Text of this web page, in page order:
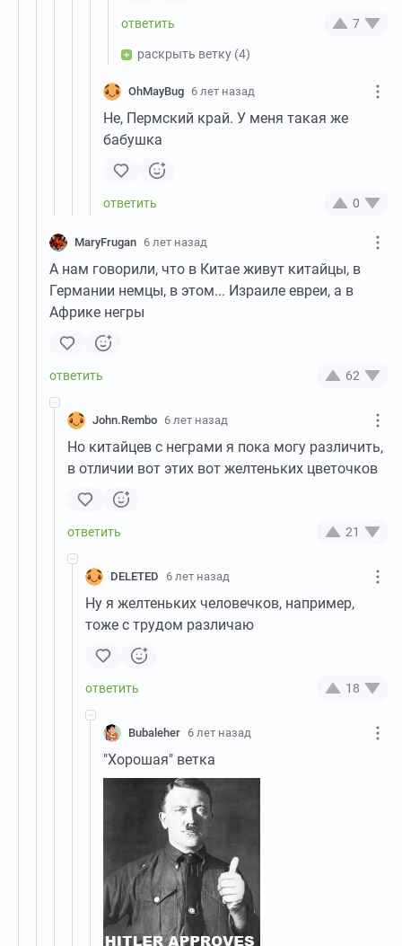
7
раскрыть ветку (4)
OhMayBug 6 лет назад
Не, Пермский край. У меня такая же
бабушка
0
MaryFrugan 6 лет назад
А нам говорили, что в Китае живут китайцы, в
Германии немцы, в этом... Израиле евреи, а в
Африке негры
62
John.Rembo 6 лет назад
Но китайцев с неграми я пока могу различить,
в отличии вот этих вот желтеньких цветочков
21
DELETED 6 лет назад
Ну я желтеньких человечков, например,
тоже с трудом различаю
18
Bubaleher 6 лет назад
"Хорошая" ветка